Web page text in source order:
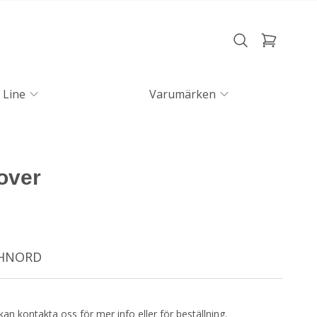
Line Varumärken
kontakta oss för mer info eller för beställning.